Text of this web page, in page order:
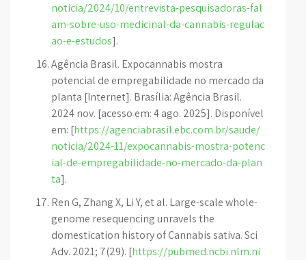
noticia/2024/10/entrevista-pesquisadoras-fal
am-sobre-uso-medicinal-da-cannabis-regulac
ao-e-estudos].
Agência Brasil. Expocannabis mostra
potencial de empregabilidade no mercado da
planta [Internet]. Brasília: Agência Brasil.
2024 nov. [acesso em: 4 ago. 2025]. Disponível
em: [https://agenciabrasil.ebc.com.br/saude/
noticia/2024-11/expocannabis-mostra-potenc
ial-de-empregabilidade-no-mercado-da-plan
ta].
Ren G, Zhang X, Li Y, et al. Large-scale whole-
genome resequencing unravels the
domestication history of Cannabis sativa. Sci
Adv. 2021; 7(29). [https://pubmed.ncbi.nlm.ni